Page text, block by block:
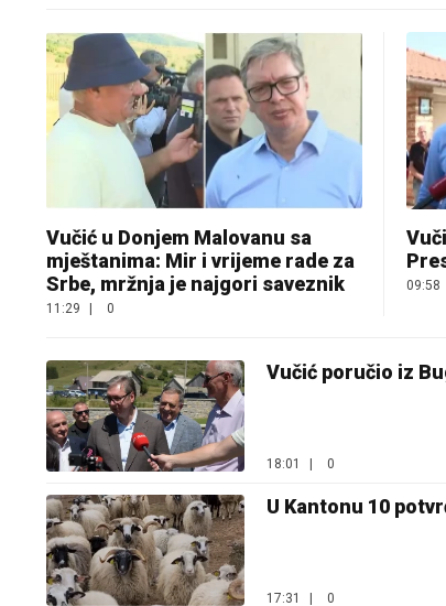
Vučić u Donjem Malovanu sa
mještanima: Mir i vrijeme rade za
Srbe, mržnja je najgori saveznik
11:29 0
09:58
Vučić poručio iz
18:01 0
U Kantonu 10
17:31 0